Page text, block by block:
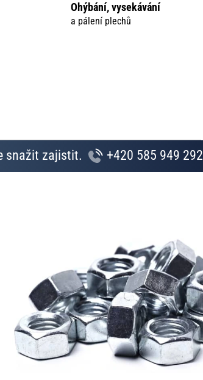
Ohýbání, vysekávání
a pálení plechů
snažit zajistit. +420 585 949 292